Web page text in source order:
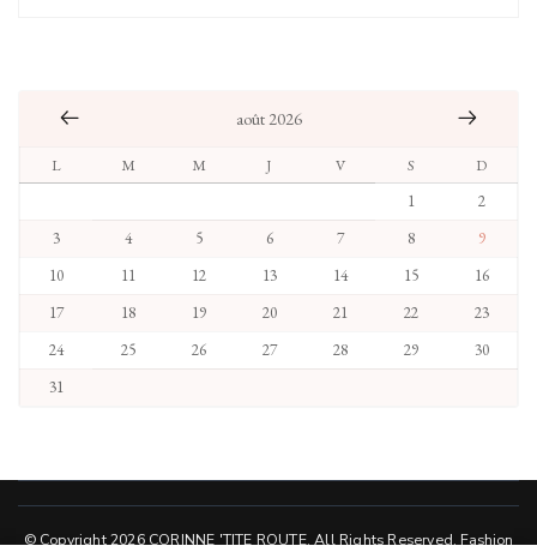
août 2026
L M M J V S
D
1
2
3
4 5 6 7 8
9
10
11 12 13 14 15
16
17
18 19 20 21 22
23
24
25 26 27 28 29
30
31
© Copyright 2026 CORINNE 'TITE ROUTE. All Rights Reserved. Fashion